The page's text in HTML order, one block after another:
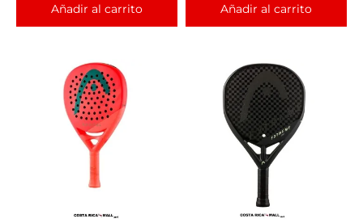
Añadir al carrito Añadir al carrito